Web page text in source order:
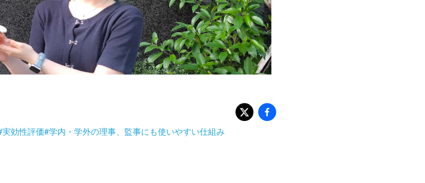
実効性評価#学内・学外の理事、監事にも使いやすい仕組み